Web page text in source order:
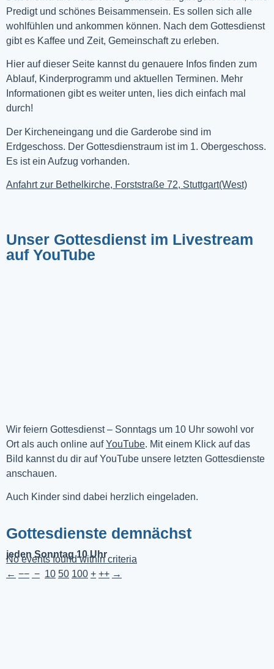
Predigt und schönes Beisammensein. Es sollen sich alle
wohlfühlen und ankommen können. Nach dem Gottesdienst
gibt es Kaffee und Zeit, Gemeinschaft zu erleben.
Hier auf dieser Seite kannst du genauere Infos finden zum
Ablauf, Kinderprogramm und aktuellen Terminen. Mehr
Informationen gibt es weiter unten, lies dich einfach mal
durch!
Der Kircheneingang und die Garderobe sind im
Erdgeschoss. Der Gottesdienstraum ist im 1. Obergeschoss.
Es ist ein Aufzug vorhanden.
Anfahrt zur Bethelkirche, Forststraße 72, Stuttgart(West)
Unser Gottesdienst im Livestream
auf YouTube
Wir feiern Gottesdienst – Sonntags um 10 Uhr sowohl vor
Ort als auch online auf YouTube. Mit einem Klick auf das
Bild kannst du dir auf YouTube unsere letzten Gottesdienste
anschauen.
Auch Kinder sind dabei herzlich eingeladen.
Gottesdienste demnächst
jeden Sonntag 10 Uhr
No events found within criteria
← −− − 10 50 100 + ++ →